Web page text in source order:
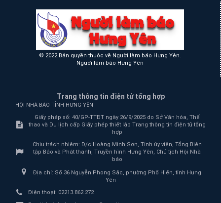
© 2022 Bản quyền thuộc về Người làm báo Hưng Yên.
Người làm báo Hưng Yên
Trang thông tin điện tử tổng hợp
HỘI NHÀ BÁO TỈNH HƯNG YÊN
Giấy phép số: 40/GP-TTĐT ngày 26/9/2025 do Sở Văn hóa, Thể
thao và Du lịch cấp Giấy phép thiết lập Trang thông tin điện tử tổng
hợp
Chịu trách nhiệm: Đ/c Hoàng Minh Sơn, Tỉnh ủy viên, Tổng Biên
tập Báo và Phát thanh, Truyền hình Hưng Yên, Chủ tịch Hội Nhà
báo
Địa chỉ: Số 36 Nguyễn Phong Sắc, phường Phố Hiến, tỉnh Hưng
Yên
Điện thoại: 02213.862.272